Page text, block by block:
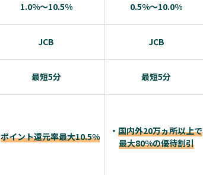
1.0%～10.5% 0.5%～10.0%
JCB JCB
最短5分 最短5分
ポイント還元率最大10.5% ・ 国内外20万ヵ所以上で
最大80%の優待割引